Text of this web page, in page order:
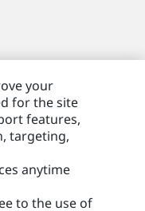
your
for the site
features,
targeting,
anytime
to the use of